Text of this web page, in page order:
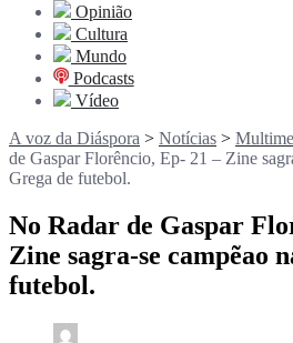
Opinião
Cultura
Mundo
Podcasts
Vídeo
A voz da Diáspora > Notícias >
de Gaspar Florêncio, Ep- 21 – Zine
Grega de futebol.
No Radar de Gaspar
Zine sagra-se campẽao
futebol.